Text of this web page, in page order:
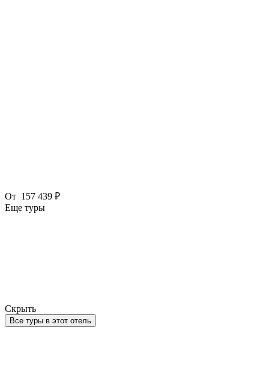
От 157 439 ₽
Еще туры
Скрыть
Все туры в этот отель